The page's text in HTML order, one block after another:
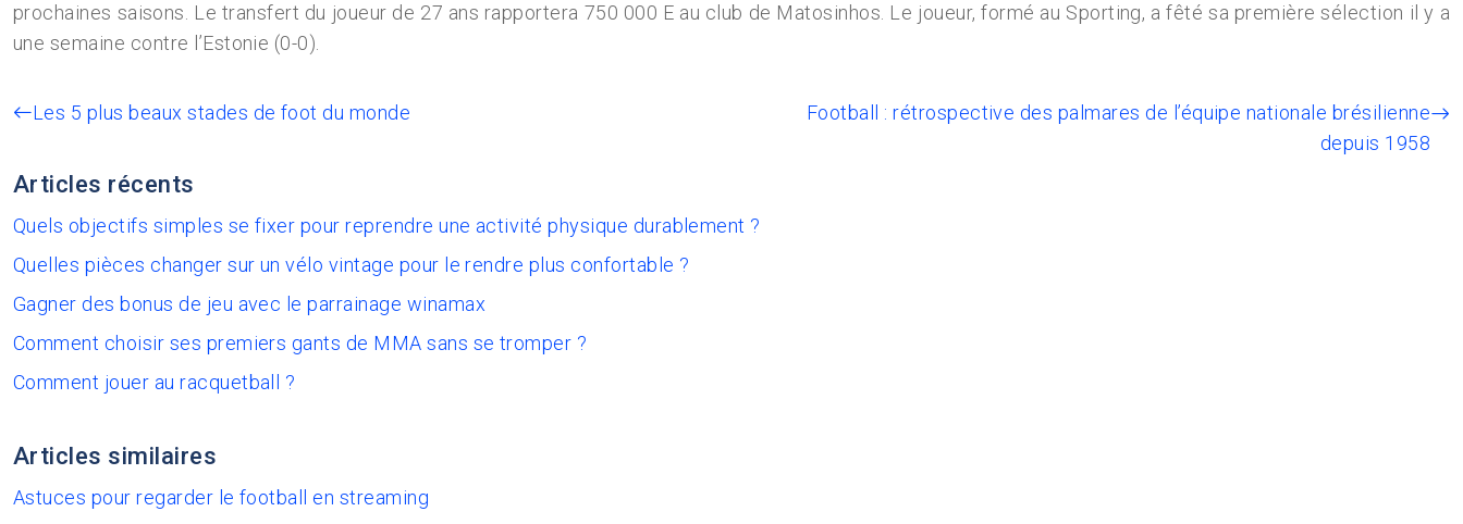
prochaines saisons. Le transfert du joueur de 27 ans rapportera 750 000 E au club de Matosinhos. Le joueur, formé au Sporting, a fêté sa première sélection il y a
une semaine contre l’Estonie (0-0).
Les 5 plus beaux stades de foot du monde
Football : rétrospective des palmares de l’équipe nationale brésilienne
depuis 1958
Articles récents
Quels objectifs simples se fixer pour reprendre une activité physique durablement ?
Quelles pièces changer sur un vélo vintage pour le rendre plus confortable ?
Gagner des bonus de jeu avec le parrainage winamax
Comment choisir ses premiers gants de MMA sans se tromper ?
Comment jouer au racquetball ?
Articles similaires
Astuces pour regarder le football en streaming